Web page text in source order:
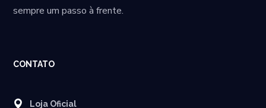
sempre um passo à frente.
CONTATO
Loja Oficial